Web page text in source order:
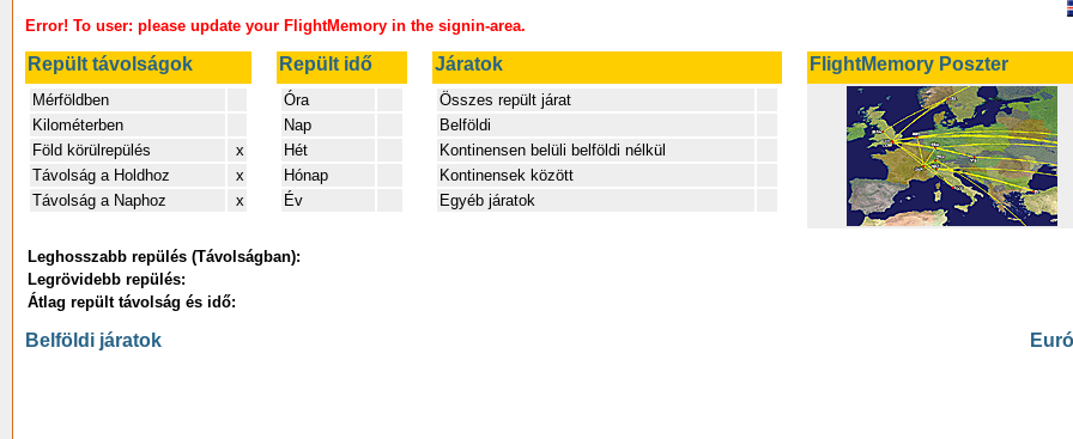
Error! To user: please update your FlightMemory in the signin-area.
Repült távolságok Repült idő Járatok FlightMemory Poszter
Mérföldben
Kilométerben
Föld körülrepülés
x
Távolság a Holdhoz
x
Távolság a Naphoz
x
Óra
Nap
Hét
Hónap
Év
Összes repült járat
Belföldi
Kontinensen belüli belföldi nélkül
Kontinensek között
Egyéb járatok
Leghosszabb repülés (Távolságban):
Legrövidebb repülés:
Átlag repült távolság és idő:
Belföldi járatok